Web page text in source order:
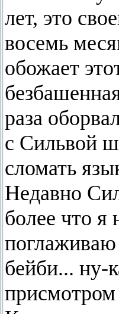
лет, это
восемь
обожает
раза
с Сильвой
сломать
Недавно
более что
бейби... ну-
присмотром